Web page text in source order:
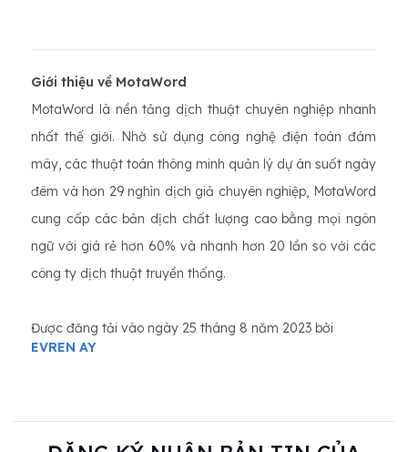
Giới thiệu về MotaWord
MotaWord là nền tảng dịch thuật chuyên nghiệp nhanh
nhất thế giới. Nhờ sử dụng công nghệ điện toán đám
mây, các thuật toán thông minh quản lý dự án suốt ngày
đêm và hơn 29 nghìn dịch giả chuyên nghiệp, MotaWord
cung cấp các bản dịch chất lượng cao bằng mọi ngôn
ngữ với giá rẻ hơn 60% và nhanh hơn 20 lần so với các
công ty dịch thuật truyền thống.
Được đăng tải vào ngày 25 tháng 8 năm 2023 bởi
EVREN AY